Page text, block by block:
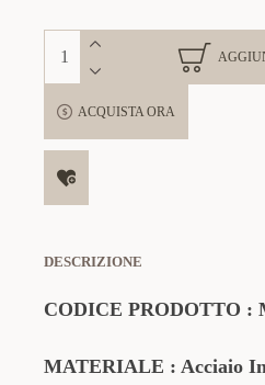
ACQUISTA ORA
DESCRIZIONE
CODICE PRODOTTO :
MATERIALE : Acciaio